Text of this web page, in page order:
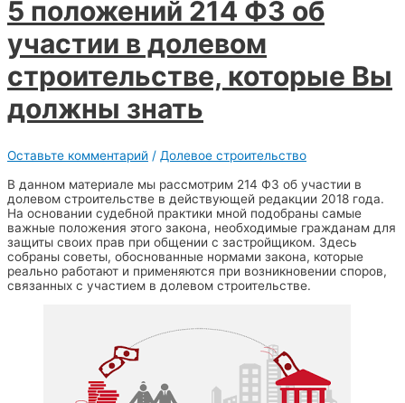
5 положений 214 ФЗ об
участии в долевом
строительстве, которые Вы
должны знать
Оставьте комментарий / Долевое строительство
В данном материале мы рассмотрим 214 ФЗ об участии в
долевом строительстве в действующей редакции 2018 года.
На основании судебной практики мной подобраны самые
важные положения этого закона, необходимые гражданам для
защиты своих прав при общении с застройщиком. Здесь
собраны советы, обоснованные нормами закона, которые
реально работают и применяются при возникновении споров,
связанных с участием в долевом строительстве.